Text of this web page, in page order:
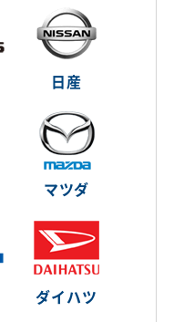
日産
マツダ
ダイハツ